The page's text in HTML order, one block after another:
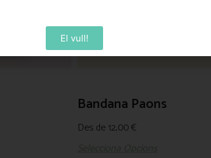
Bandana Paons
Des de12,00€
El vull!